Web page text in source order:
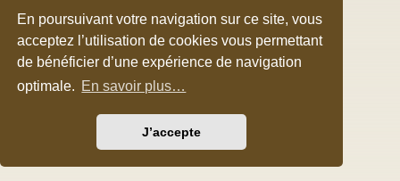
En poursuivant votre navigation sur ce site, vous
acceptez l’utilisation de cookies vous permettant
de bénéficier d’une expérience de navigation
optimale. En savoir plus…
J’accepte